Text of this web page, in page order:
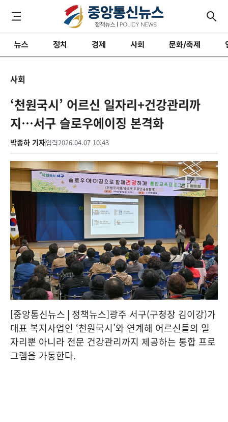
뉴스 정치 경제 사회 문화/축제
사회
‘천원국시’ 어르신 일자리+건강관리까
지…서구 슬로우에이징 본격화
박종하 기자입력2026.04.07 10:43
[중앙통신뉴스│정책뉴스]광주 서구(구청장 김이강)가
대표 복지사업인 ‘천원국시’와 연계해 어르신들의 일
자리뿐 아니라 전문 건강관리까지 제공하는 통합 프로
그램을 가동한다.